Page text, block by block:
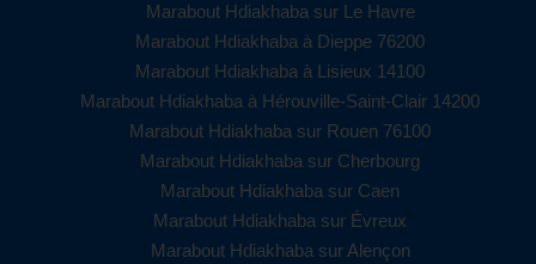
Marabout Hdiakhaba sur Le Havre
Marabout Hdiakhaba à Dieppe 76200
Marabout Hdiakhaba à Lisieux 14100
Marabout Hdiakhaba à Hérouville-Saint-Clair 14200
Marabout Hdiakhaba sur Rouen 76100
Marabout Hdiakhaba sur Cherbourg
Marabout Hdiakhaba sur Caen
Marabout Hdiakhaba sur Évreux
Marabout Hdiakhaba sur Alençon